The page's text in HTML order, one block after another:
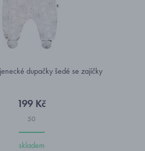
dupačky šedé se zajíčky
199 Kč
50
skladem